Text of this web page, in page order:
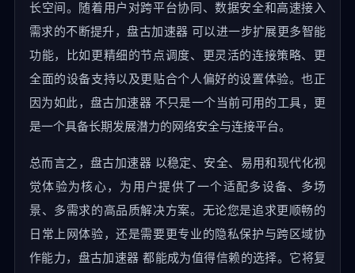
长空间。随着用户对跨平台协同、数据安全和高速接入
需求的不断提升，盘古加速器 可以进一步扩展更多智能
功能，比如更精细的节点调度、更灵活的连接策略、更
全面的设备支持以及更贴合个人偏好的设置体验。也正
因为如此，盘古加速器 不只是一个当前可用的工具，更
是一个具备长期发展潜力的网络安全与连接平台。
总而言之，盘古加速器 以稳定、安全、易用和现代化视
觉体验为核心，为用户提供了一个适配多设备、多场
景、多需求的高品质解决方案。无论您是追求更顺畅的
日常上网体验，还是需要更专业的隐私保护与跨区域协
作能力，盘古加速器 都能成为值得信赖的选择。它将复